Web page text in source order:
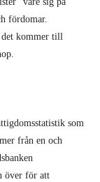
fördomar.
kommer till
som
från en och
över för att